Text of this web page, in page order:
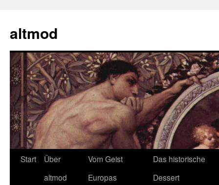
springen
altmod
Start
Über
altmod
Vom Geist
Europas
Das historische
Dessert